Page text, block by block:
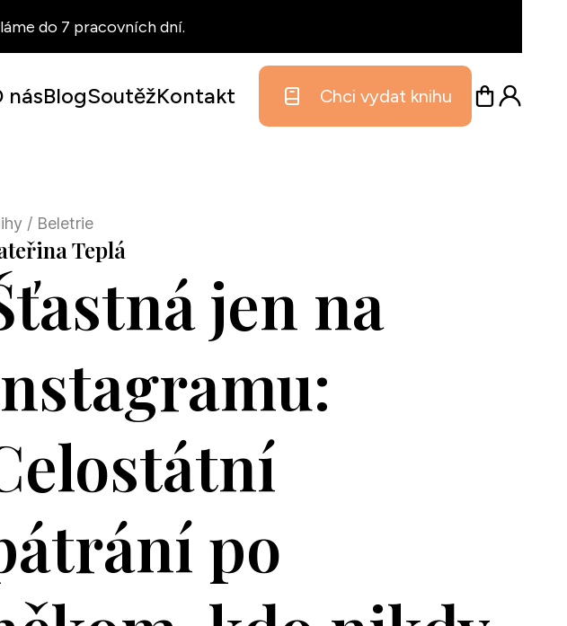
do 7 pracovních dní.
násBlogSoutěžKontakt Chci vydat knihu
/ Beletrie
Teplá
jen na
po